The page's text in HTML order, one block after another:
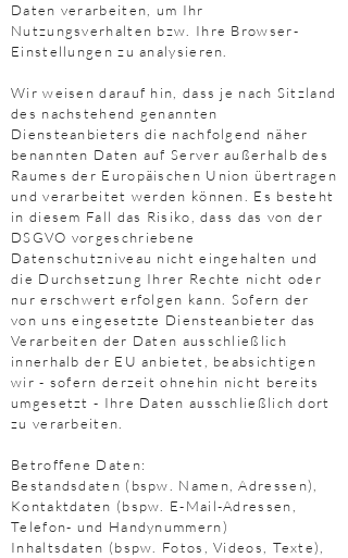
Daten verarbeiten, um Ihr
Nutzungsverhalten bzw. Ihre Browser-
Einstellungen zu analysieren.
Wir weisen darauf hin, dass je nach Sitzland
des nachstehend genannten
Diensteanbieters die nachfolgend näher
benannten Daten auf Server außerhalb des
Raumes der Europäischen Union übertragen
und verarbeitet werden können. Es besteht
in diesem Fall das Risiko, dass das von der
DSGVO vorgeschriebene
Datenschutzniveau nicht eingehalten und
die Durchsetzung Ihrer Rechte nicht oder
nur erschwert erfolgen kann. Sofern der
von uns eingesetzte Diensteanbieter das
Verarbeiten der Daten ausschließlich
innerhalb der EU anbietet, beabsichtigen
wir - sofern derzeit ohnehin nicht bereits
umgesetzt - Ihre Daten ausschließlich dort
zu verarbeiten.
Betroffene Daten:
Bestandsdaten (bspw. Namen, Adressen),
Kontaktdaten (bspw. E-Mail-Adressen,
Telefon- und Handynummern)
Inhaltsdaten (bspw. Fotos, Videos, Texte),